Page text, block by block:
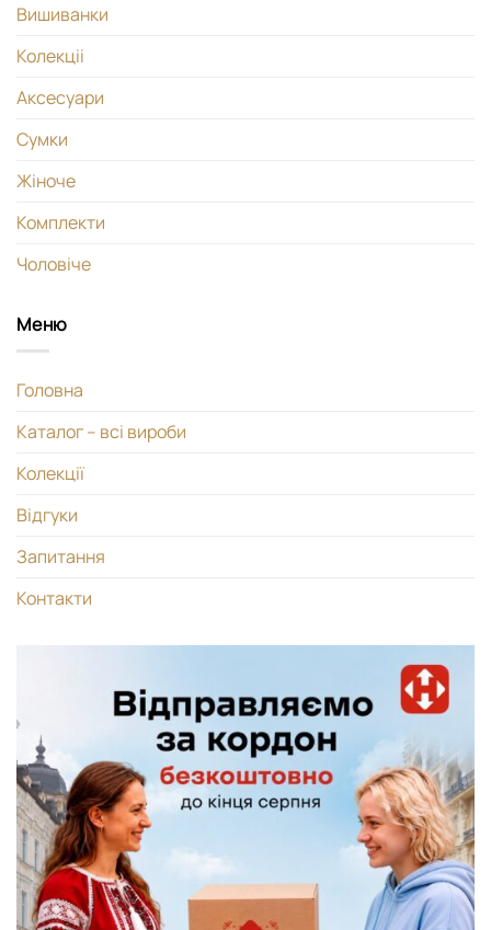
Вишиванки
Колекціі
Аксесуари
Сумки
Жіноче
Комплекти
Чоловіче
Меню
Головна
Каталог – всі вироби
Колекції
Відгуки
Запитання
Контакти